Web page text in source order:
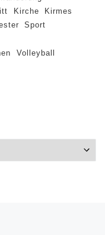
Kirche
Kirmes
Sport
Volleyball